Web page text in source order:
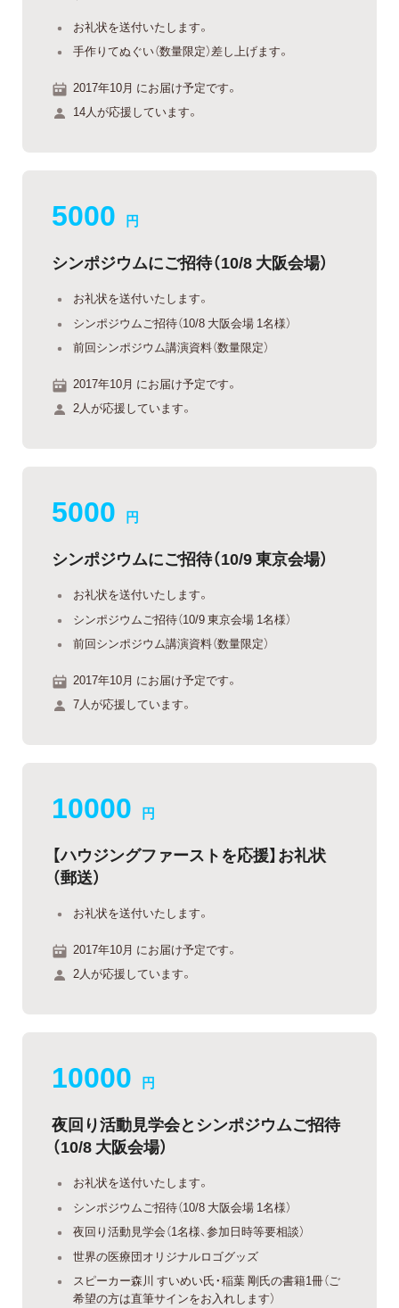
お礼状を送付いたします。
手作りてぬぐい（数量限定）差し上げます。
2017年10月 にお届け予定です。
14人が応援しています。
5000 円
シンポジウムにご招待（10/8 大阪会場）
お礼状を送付いたします。
シンポジウムご招待（10/8 大阪会場 1名様）
前回シンポジウム講演資料（数量限定）
2017年10月 にお届け予定です。
2人が応援しています。
5000 円
シンポジウムにご招待（10/9 東京会場）
お礼状を送付いたします。
シンポジウムご招待（10/9 東京会場 1名様）
前回シンポジウム講演資料（数量限定）
2017年10月 にお届け予定です。
7人が応援しています。
10000 円
【ハウジングファーストを応援】お礼状
（郵送）
お礼状を送付いたします。
2017年10月 にお届け予定です。
2人が応援しています。
10000 円
夜回り活動見学会とシンポジウムご招待
（10/8 大阪会場）
お礼状を送付いたします。
シンポジウムご招待（10/8 大阪会場 1名様）
夜回り活動見学会（1名様、参加日時等要相談）
世界の医療団オリジナルロゴグッズ
スピーカー森川 すいめい氏・稲葉 剛氏の書籍1冊（ご
希望の方は直筆サインをお入れします）